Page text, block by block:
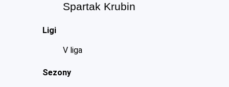
Spartak Krubin
Ligi
V liga
Sezony